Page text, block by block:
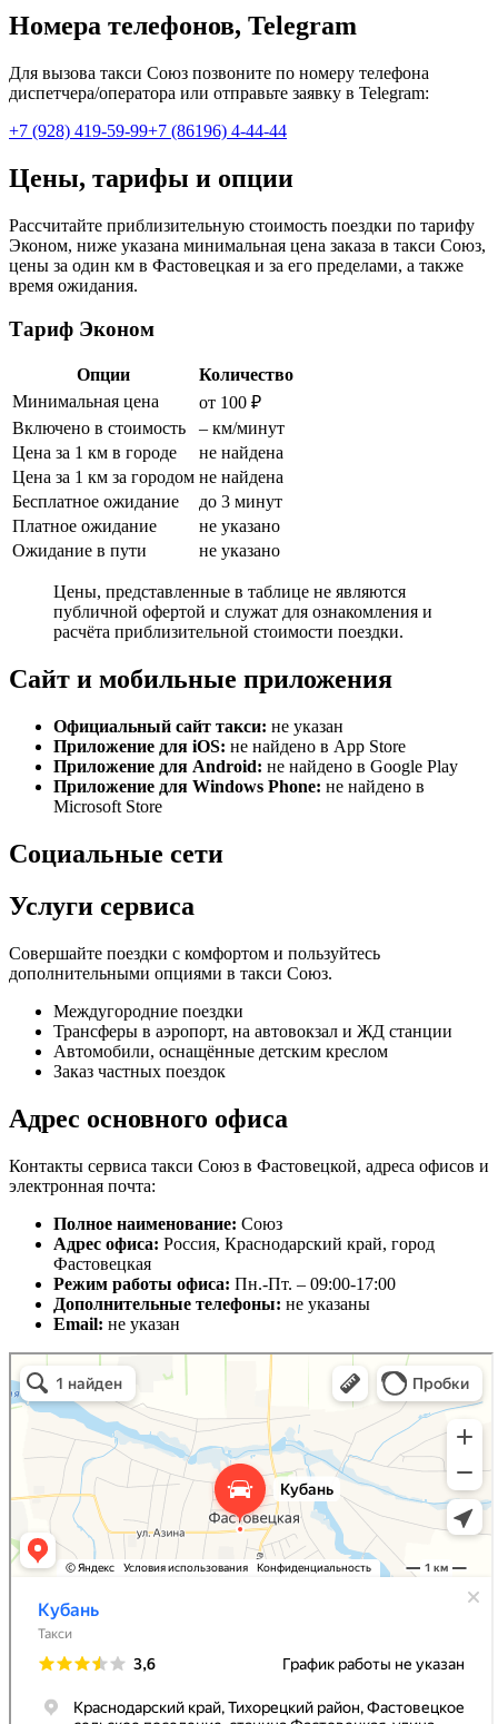
Номера телефонов, Telegram
Для вызова такси Союз позвоните по номеру телефона
диспетчера/оператора или отправьте заявку в Telegram:
+7 (928) 419-59-99+7 (86196) 4-44-44
Цены, тарифы и опции
Рассчитайте приблизительную стоимость поездки по тарифу
Эконом, ниже указана минимальная цена заказа в такси Союз,
цены за один км в Фастовецкая и за его пределами, а также
время ожидания.
Тариф Эконом
Опции
Количество
Минимальная цена
от 100 ₽
Включено в стоимость
– км/минут
Цена за 1 км в городе
не найдена
Цена за 1 км за городом не найдена
Бесплатное ожидание
до 3 минут
Платное ожидание
не указано
Ожидание в пути
не указано
Цены, представленные в таблице не являются
публичной офертой и служат для ознакомления и
расчёта приблизительной стоимости поездки.
Сайт и мобильные приложения
Официальный сайт такси: не указан
Приложение для iOS: не найдено в App Store
Приложение для Android: не найдено в Google Play
Приложение для Windows Phone: не найдено в
Microsoft Store
Социальные сети
Услуги сервиса
Совершайте поездки с комфортом и пользуйтесь
дополнительными опциями в такси Союз.
Междугородние поездки
Трансферы в аэропорт, на автовокзал и ЖД станции
Автомобили, оснащённые детским креслом
Заказ частных поездок
Адрес основного офиса
Контакты сервиса такси Союз в Фастовецкой, адреса офисов и
электронная почта:
Полное наименование: Союз
Адрес офиса: Россия, Краснодарский край, город
Фастовецкая
Режим работы офиса: Пн.-Пт. – 09:00-17:00
Дополнительные телефоны: не указаны
Email: не указан